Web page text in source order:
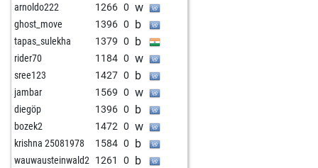
arnoldo222 1266 0 w
ghost_move 1396 0 b
tapas_sulekha 1379 0 b
rider70 1184 0 w
sree123 1427 0 b
jambar 1569 0 w
diegöp 1396 0 b
bozek2 1472 0 w
krishna 25081978 1584 0 b
wauwausteinwald2 1261 0 b